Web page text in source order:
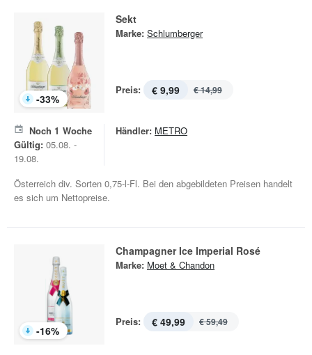
-33%
Sekt
Marke: Schlumberger
Preis: € 9,99 € 14,99
Noch 1 Woche
Gültig: 05.08. -
19.08.
Händler: METRO
Österreich div. Sorten 0,75-l-Fl. Bei den abgebildeten Preisen handelt
es sich um Nettopreise.
-16%
Champagner Ice Imperial Rosé
Marke: Moet & Chandon
Preis: € 49,99 € 59,49